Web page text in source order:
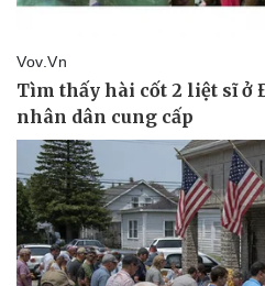
Thể thao
Bóng đá
Lịch thi đấu bóng đá